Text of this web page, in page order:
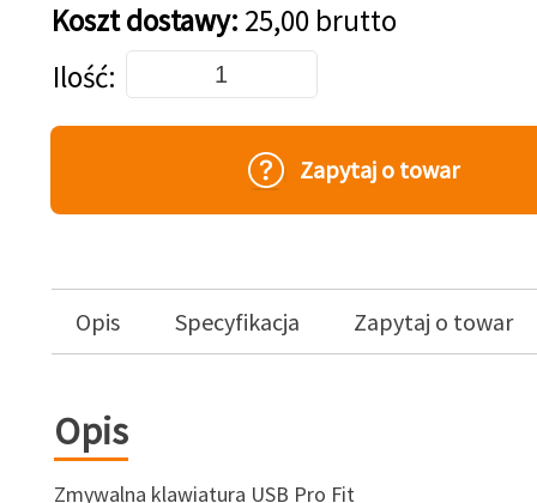
Koszt dostawy: 25,00 brutto
Dodaj do koszyka
Ilość
Zapytaj o towar
Opis Specyfikacja Zapytaj o towar
Opis
Zmywalna klawiatura USB Pro Fit